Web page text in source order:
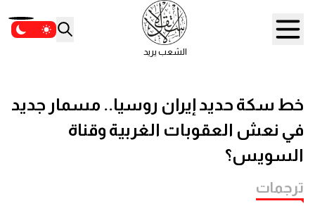
الشعب يريد
خط سكة حديد إيران روسيا.. مسمار جديد
في نعش العقوبات الغربية وقناة
السويس؟
ترجمات